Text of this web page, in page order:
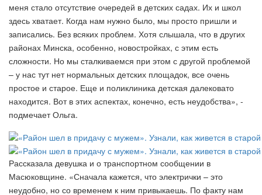
меня стало отсутствие очередей в детских садах. Их и школ
здесь хватает. Когда нам нужно было, мы просто пришли и
записались. Без всяких проблем. Хотя слышала, что в других
районах Минска, особенно, новостройках, с этим есть
сложности. Но мы сталкиваемся при этом с другой проблемой
– у нас тут нет нормальных детских площадок, все очень
простое и старое. Еще и поликлиника детская далековато
находится. Вот в этих аспектах, конечно, есть неудобства», -
подмечает Ольга.
Рассказала девушка и о транспортном сообщении в
Масюковщине. «Сначала кажется, что электрички – это
неудобно, но со временем к ним привыкаешь. По факту нам